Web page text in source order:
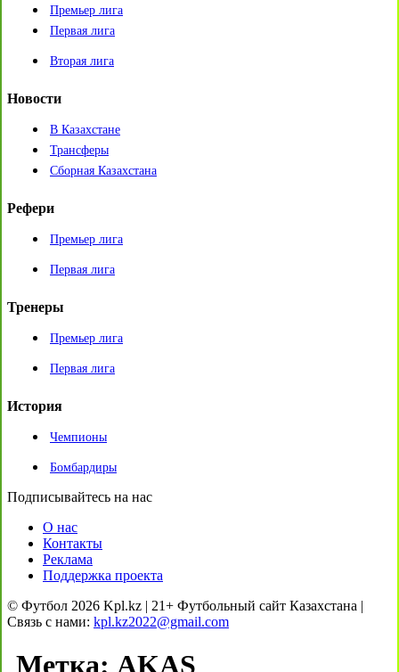
Премьер лига
Первая лига
Вторая лига
Новости
В Казахстане
Трансферы
Сборная Казахстана
Рефери
Премьер лига
Первая лига
Тренеры
Премьер лига
Первая лига
История
Чемпионы
Бомбардиры
Подписывайтесь на нас
О нас
Контакты
Реклама
Поддержка проекта
© Футбол 2026 Kpl.kz | 21+ Футбольный сайт Казахстана |
Связь с нами: kpl.kz2022@gmail.com
Метка: AKAS